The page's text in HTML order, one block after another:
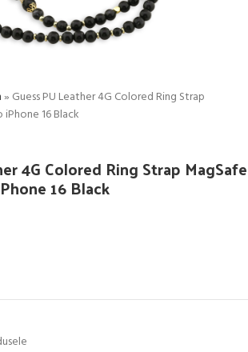
» Guess PU Leather 4G Colored Ring Strap
16 Black
4G Colored Ring Strap MagSafe
16 Black